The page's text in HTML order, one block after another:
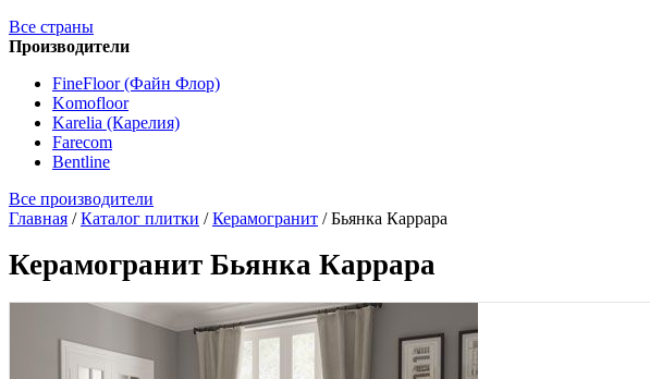
Все страны
Производители
FineFloor (Файн Флор)
Komofloor
Karelia (Карелия)
Farecom
Bentline
Все производители
Главная /Каталог плитки /Керамогранит /Бьянка Каррара
Керамогранит Бьянка Каррара